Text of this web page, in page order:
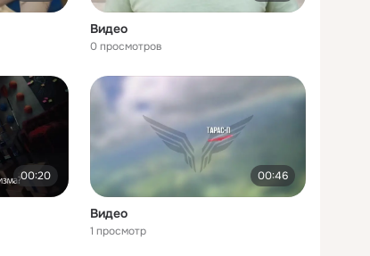
Видео
0 просмотров
00:20 00:46
Видео
1 просмотр